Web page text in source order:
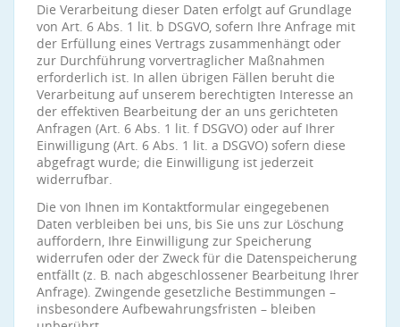
Die Verarbeitung dieser Daten erfolgt auf Grundlage
von Art. 6 Abs. 1 lit. b DSGVO, sofern Ihre Anfrage mit
der Erfüllung eines Vertrags zusammenhängt oder
zur Durchführung vorvertraglicher Maßnahmen
erforderlich ist. In allen übrigen Fällen beruht die
Verarbeitung auf unserem berechtigten Interesse an
der effektiven Bearbeitung der an uns gerichteten
Anfragen (Art. 6 Abs. 1 lit. f DSGVO) oder auf Ihrer
Einwilligung (Art. 6 Abs. 1 lit. a DSGVO) sofern diese
abgefragt wurde; die Einwilligung ist jederzeit
widerrufbar.
Die von Ihnen im Kontaktformular eingegebenen
Daten verbleiben bei uns, bis Sie uns zur Löschung
auffordern, Ihre Einwilligung zur Speicherung
widerrufen oder der Zweck für die Datenspeicherung
entfällt (z. B. nach abgeschlossener Bearbeitung Ihrer
Anfrage). Zwingende gesetzliche Bestimmungen –
insbesondere Aufbewahrungsfristen – bleiben